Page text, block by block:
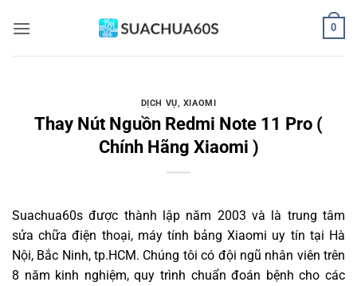
qua
0
DỊCH VỤ, XIAOMI
Thay Nút Nguồn Redmi Note 11 Pro (
Chính Hãng Xiaomi )
Suachua60s được thành lập năm 2003 và là trung tâm
sửa chữa điện thoại, máy tính bảng Xiaomi uy tín tại Hà
Nội, Bắc Ninh, tp.HCM. Chúng tôi có đội ngũ nhân viên trên
8 năm kinh nghiệm, quy trình chuẩn đoán bệnh cho các